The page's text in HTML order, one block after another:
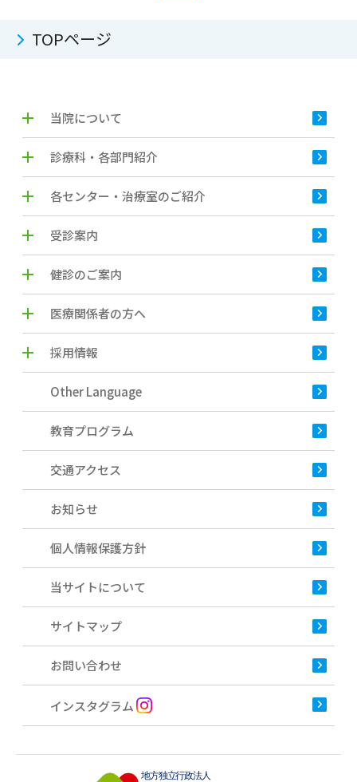
TOPページ
当院について
診療科・各部門紹介
各センター・治療室のご紹介
受診案内
健診のご案内
医療関係者の方へ
採用情報
Other Language
教育プログラム
交通アクセス
お知らせ
個人情報保護方針
当サイトについて
サイトマップ
お問い合わせ
インスタグラム